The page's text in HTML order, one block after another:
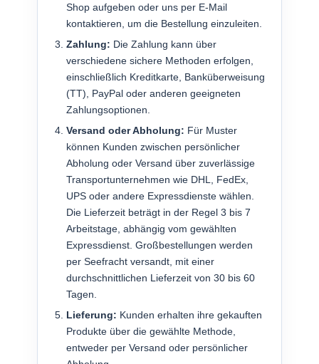
Shop aufgeben oder uns per E-Mail
kontaktieren, um die Bestellung einzuleiten.
Zahlung: Die Zahlung kann über
verschiedene sichere Methoden erfolgen,
einschließlich Kreditkarte, Banküberweisung
(TT), PayPal oder anderen geeigneten
Zahlungsoptionen.
Versand oder Abholung: Für Muster
können Kunden zwischen persönlicher
Abholung oder Versand über zuverlässige
Transportunternehmen wie DHL, FedEx,
UPS oder andere Expressdienste wählen.
Die Lieferzeit beträgt in der Regel 3 bis 7
Arbeitstage, abhängig vom gewählten
Expressdienst. Großbestellungen werden
per Seefracht versandt, mit einer
durchschnittlichen Lieferzeit von 30 bis 60
Tagen.
Lieferung: Kunden erhalten ihre gekauften
Produkte über die gewählte Methode,
entweder per Versand oder persönlicher